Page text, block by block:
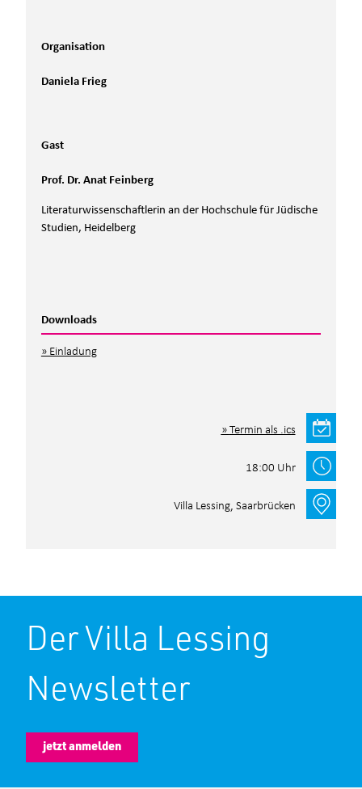
Organisation
Daniela Frieg
Gast
Prof. Dr. Anat Feinberg
Literaturwissenschaftlerin an der Hochschule für Jüdische
Studien, Heidelberg
Downloads
Einladung
Termin als .ics
18:00 Uhr
Villa Lessing, Saarbrücken
Der Villa Lessing
Newsletter
jetzt anmelden